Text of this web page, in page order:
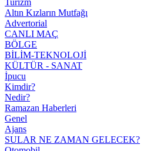
Turizm
Altın Kızların Mutfağı
Advertorial
CANLI MAÇ
BÖLGE
BİLİM-TEKNOLOJİ
KÜLTÜR - SANAT
İpucu
Kimdir?
Nedir?
Ramazan Haberleri
Genel
Ajans
SULAR NE ZAMAN GELECEK?